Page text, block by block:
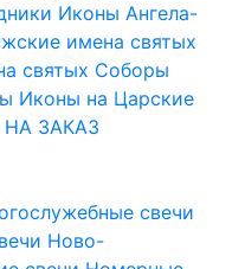
Иконы Ангела-
имена святых
святых Соборы
Иконы на Царские
ЗАКАЗ
свечи
Ново-